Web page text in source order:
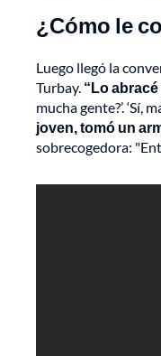
¿Cómo le
Luego llegó la
Turbay. “Lo abracé
mucha gente?’. ‘Sí,
joven, tomó un
sobrecogedora: